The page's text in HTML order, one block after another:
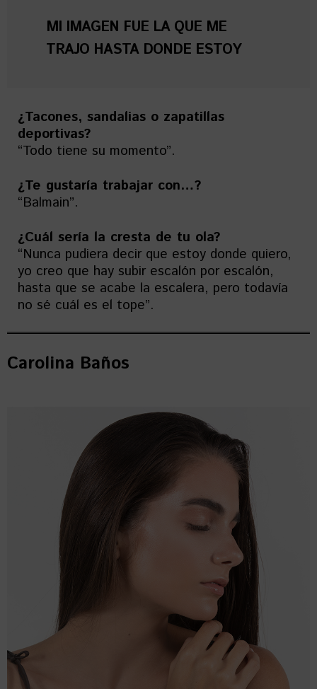
MI IMAGEN FUE LA QUE ME
TRAJO HASTA DONDE ESTOY
¿Tacones, sandalias o zapatillas
deportivas?
“Todo tiene su momento”.
¿Te gustaría trabajar con…?
“Balmain”.
¿Cuál sería la cresta de tu ola?
“Nunca pudiera decir que estoy donde quiero,
yo creo que hay subir escalón por escalón,
hasta que se acabe la escalera, pero todavía
no sé cuál es el tope”.
Carolina Baños